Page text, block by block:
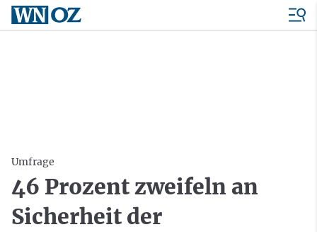
Umfrage
46 Prozent zweifeln an
Sicherheit der